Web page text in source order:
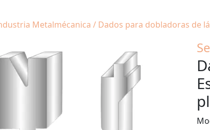
Metalmécanica / Dados para dobladoras de